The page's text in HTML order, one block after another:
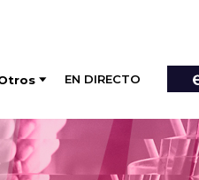
EN DIRECTO